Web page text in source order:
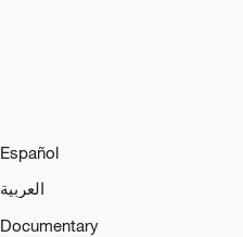
Español
العربية
Documentary